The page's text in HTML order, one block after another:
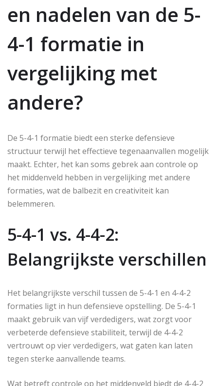
en nadelen van de 5-
4-1 formatie in
vergelijking met
andere?
De 5-4-1 formatie biedt een sterke defensieve
structuur terwijl het effectieve tegenaanvallen mogelijk
maakt. Echter, het kan soms gebrek aan controle op
het middenveld hebben in vergelijking met andere
formaties, wat de balbezit en creativiteit kan
belemmeren.
5-4-1 vs. 4-4-2:
Belangrijkste verschillen
Het belangrijkste verschil tussen de 5-4-1 en 4-4-2
formaties ligt in hun defensieve opstelling. De 5-4-1
maakt gebruik van vijf verdedigers, wat zorgt voor
verbeterde defensieve stabiliteit, terwijl de 4-4-2
vertrouwt op vier verdedigers, wat gaten kan laten
tegen sterke aanvallende teams.
Wat betreft controle op het middenveld biedt de 4-4-2